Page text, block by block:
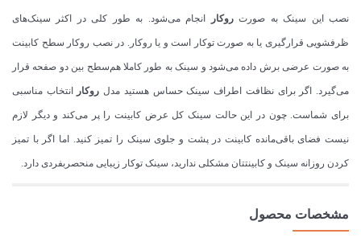
نصب این سینک به صورتروکار انجام می‌شود. به طور کلی در اکثر سینک‌های
ظرفشویی قرارگیری یا به صورت توکار است و یا روکار. در نصب روکار سطح کابینت
به صورت عرضی برش داده می‌شود و سینک به طور کاملا هم‌سطح بین دو صفحه قرار
می‌گیرد. اگر برای نظافت اطراف سینک حساس هستید مدل روکار انتخاب مناسبی
برای شماست. چون در این حالت سینک کل عرض کابینت را پر می‌کند و دیگر لازم
نیست فضای باقی‌مانده کابینت در پشت و جلوی سینک را تمیز کنید. اما اگر با تمیز
کردن روزانه سینک و کابینتتان مشکلی ندارید، سینک توکار زیبایی منحصربفردی دارد.
مشخصات محصول